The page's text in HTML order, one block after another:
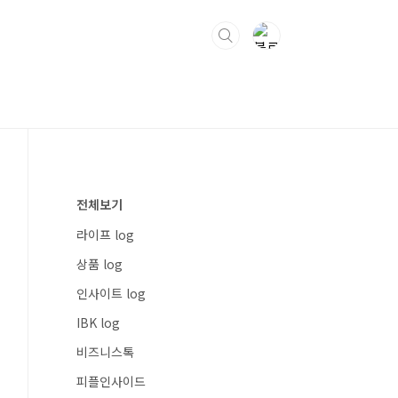
전체보기
라이프 log
상품 log
인사이트 log
IBK log
비즈니스톡
피플인사이드